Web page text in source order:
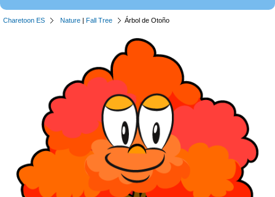
Charetoon ES Nature | Fall Tree Árbol de Otoño